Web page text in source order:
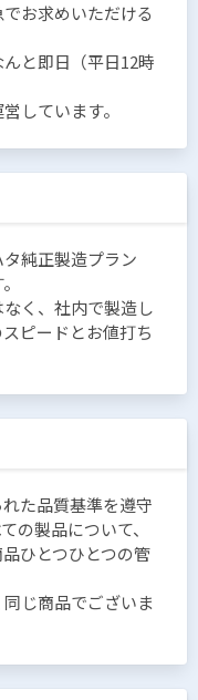
お求めいただける
と即日（平日12時
しています。
純正製造プラン
く、社内で製造し
ピードとお値打ち
た品質基準を遵守
の製品について、
ひとつひとつの管
じ商品でございま